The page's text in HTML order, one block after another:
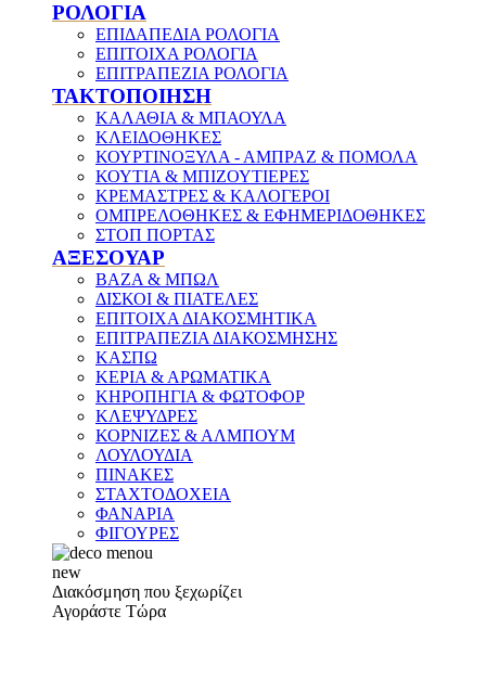
ΡΟΛΟΓΙΑ
ΕΠΙΔΑΠΕΔΙΑ ΡΟΛΟΓΙΑ
ΕΠΙΤΟΙΧΑ ΡΟΛΟΓΙΑ
ΕΠΙΤΡΑΠΕΖΙΑ ΡΟΛΟΓΙΑ
ΤΑΚΤΟΠΟΙΗΣΗ
ΚΑΛΑΘΙΑ & ΜΠΑΟΥΛΑ
ΚΛΕΙΔΟΘΗΚΕΣ
ΚΟΥΡΤΙΝΟΞΥΛΑ - ΑΜΠΡΑΖ & ΠΟΜΟΛΑ
ΚΟΥΤΙΑ & ΜΠΙΖΟΥΤΙΕΡΕΣ
ΚΡΕΜΑΣΤΡΕΣ & ΚΑΛΟΓΕΡΟΙ
ΟΜΠΡΕΛΟΘΗΚΕΣ & ΕΦΗΜΕΡΙΔΟΘΗΚΕΣ
ΣΤΟΠ ΠΟΡΤΑΣ
ΑΞΕΣΟΥΑΡ
ΒΑΖΑ & ΜΠΩΛ
ΔΙΣΚΟΙ & ΠΙΑΤΕΛΕΣ
ΕΠΙΤΟΙΧΑ ΔΙΑΚΟΣΜΗΤΙΚΑ
ΕΠΙΤΡΑΠΕΖΙΑ ΔΙΑΚΟΣΜΗΣΗΣ
ΚΑΣΠΩ
ΚΕΡΙΑ & ΑΡΩΜΑΤΙΚΑ
ΚΗΡΟΠΗΓΙΑ & ΦΩΤΟΦΟΡ
ΚΛΕΨΥΔΡΕΣ
ΚΟΡΝΙΖΕΣ & ΑΛΜΠΟΥΜ
ΛΟΥΛΟΥΔΙΑ
ΠΙΝΑΚΕΣ
ΣΤΑΧΤΟΔΟΧΕΙΑ
ΦΑΝΑΡΙΑ
ΦΙΓΟΥΡΕΣ
new
Διακόσμηση που ξεχωρίζει
Αγοράστε Τώρα